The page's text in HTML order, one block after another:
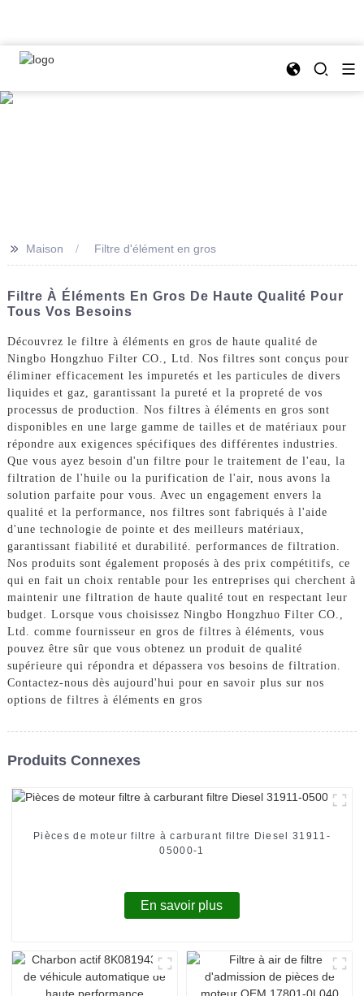
>> Maison Filtre d'élément en gros
Filtre À Éléments En Gros De Haute Qualité Pour
Tous Vos Besoins
Découvrez le filtre à éléments en gros de haute qualité de
Ningbo Hongzhuo Filter CO., Ltd. Nos filtres sont conçus pour
éliminer efficacement les impuretés et les particules de divers
liquides et gaz, garantissant la pureté et la propreté de vos
processus de production. Nos filtres à éléments en gros sont
disponibles en une large gamme de tailles et de matériaux pour
répondre aux exigences spécifiques des différentes industries.
Que vous ayez besoin d'un filtre pour le traitement de l'eau, la
filtration de l'huile ou la purification de l'air, nous avons la
solution parfaite pour vous. Avec un engagement envers la
qualité et la performance, nos filtres sont fabriqués à l'aide
d'une technologie de pointe et des meilleurs matériaux,
garantissant fiabilité et durabilité. performances de filtration.
Nos produits sont également proposés à des prix compétitifs, ce
qui en fait un choix rentable pour les entreprises qui cherchent à
maintenir une filtration de haute qualité tout en respectant leur
budget. Lorsque vous choisissez Ningbo Hongzhuo Filter CO.,
Ltd. comme fournisseur en gros de filtres à éléments, vous
pouvez être sûr que vous obtenez un produit de qualité
supérieure qui répondra et dépassera vos besoins de filtration.
Contactez-nous dès aujourd'hui pour en savoir plus sur nos
options de filtres à éléments en gros
Produits Connexes
Pièces de moteur filtre à carburant filtre Diesel 31911-
05000-1
En savoir plus